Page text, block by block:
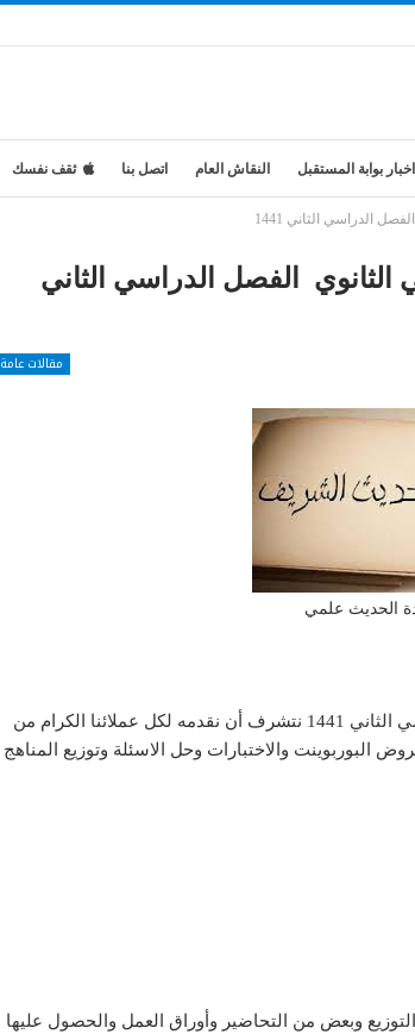
اخبار بوابة المستقبل النقاش العام اتصل بنا ثقف نفسك
الدراسي الثاني 1441
الفصل الدراسي الثاني
مقالات عامة
الحديث علمي
تحضير المستقبل مادة حديث العلمي الثاني الثانوي الفصل الدراسي الثاني 1441 نتشرف أن نقدمه لكل عملائنا الكرام من
البوربوينت والاختبارات وحل الاسئلة وتوزيع المناهج
وبعض من التحاضير وأوراق العمل والحصول عليها